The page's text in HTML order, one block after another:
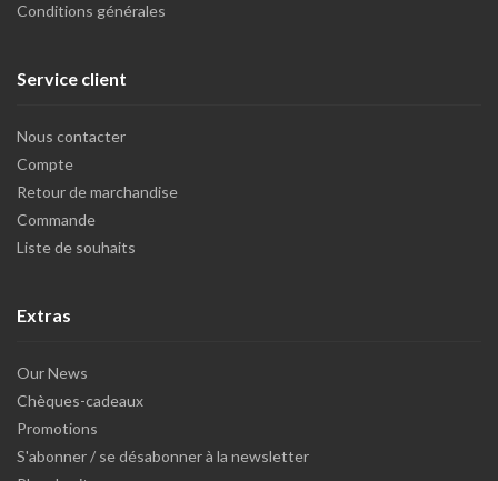
Conditions générales
Service client
Nous contacter
Compte
Retour de marchandise
Commande
Liste de souhaits
Extras
Our News
Chèques-cadeaux
Promotions
S'abonner / se désabonner à la newsletter